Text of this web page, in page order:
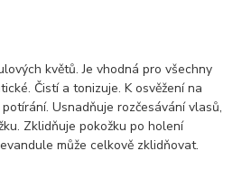
květů. Je vhodná pro všechny
Čistí a tonizuje. K osvěžení na
Usnadňuje rozčesávání vlasů,
Zklidňuje pokožku po holení
může celkově zklidňovat.